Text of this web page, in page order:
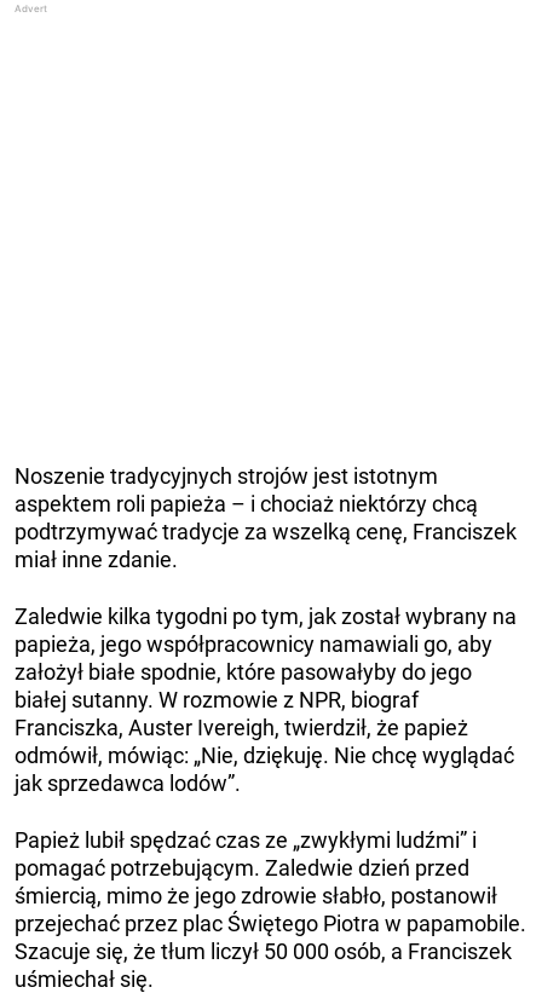
Noszenie tradycyjnych strojów jest istotnym
aspektem roli papieża – i chociaż niektórzy chcą
podtrzymywać tradycje za wszelką cenę, Franciszek
miał inne zdanie.
Zaledwie kilka tygodni po tym, jak został wybrany na
papieża, jego współpracownicy namawiali go, aby
założył białe spodnie, które pasowałyby do jego
białej sutanny. W rozmowie z NPR, biograf
Franciszka, Auster Ivereigh, twierdził, że papież
odmówił, mówiąc: „Nie, dziękuję. Nie chcę wyglądać
jak sprzedawca lodów”.
Papież lubił spędzać czas ze „zwykłymi ludźmi” i
pomagać potrzebującym. Zaledwie dzień przed
śmiercią, mimo że jego zdrowie słabło, postanowił
przejechać przez plac Świętego Piotra w papamobile.
Szacuje się, że tłum liczył 50 000 osób, a Franciszek
uśmiechał się.